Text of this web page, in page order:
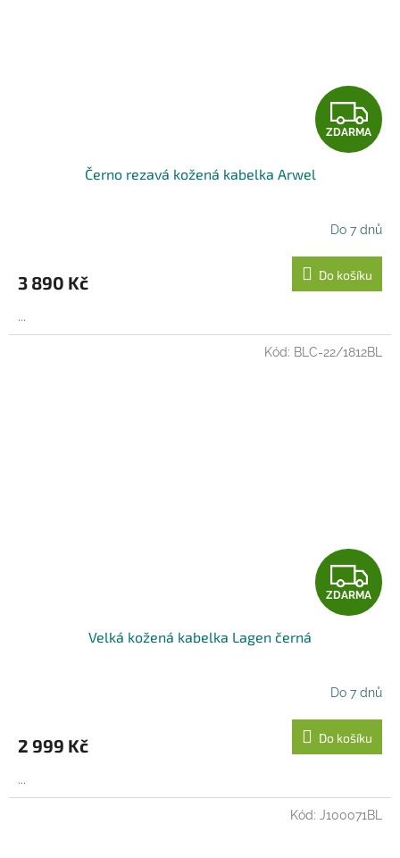
Z
D
R
M
A
ZDARMA
Černo rezavá kožená kabelka Arwel
Do 7 dnů
3 890 Kč Do košíku
...
Z
D
R
M
A
ZDARMA
Velká kožená kabelka Lagen černá
Do 7 dnů
2 999 Kč Do košíku
...
Kód: BLC-22/1812BL
Kód: J100071BL